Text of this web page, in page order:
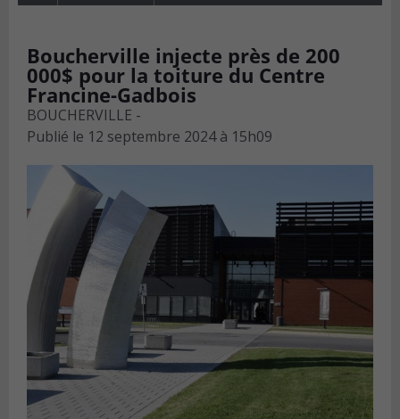
Boucherville injecte près de 200
000$ pour la toiture du Centre
Francine-Gadbois
BOUCHERVILLE -
Publié le 12 septembre 2024 à 15h09